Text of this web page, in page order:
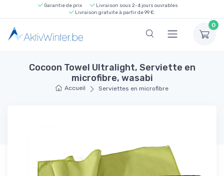
Garantie de prix
Livraison sous 2-4 jours ouvrables
Livraison gratuite à partir de 99 €.
0
Cocoon Towel Ultralight, Serviette en
microfibre, wasabi
Accueil Serviettes en microfibre